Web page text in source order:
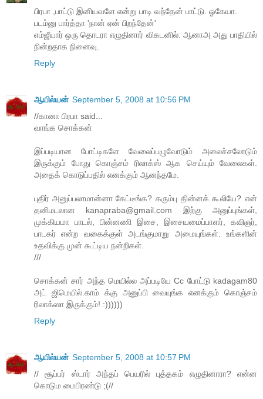
பிரபா ,பாட்டு இனியவளே என்று பாடி வந்தேன் பாட்டு. ஓகேயா.
படம்னு பார்த்தா 'நான் ஏன் பிறந்தேன்'
எம்ஜீயார் ஒரு தொடரா எழுதினார் விகடனில். ஆனாஅ அது பாதியில்
நின்றதாக நினைவு.
Reply
ஆயில்யன் September 5, 2008 at 10:56 PM
//கானா பிரபா said...
வாங்க சொக்கன்
இப்படியான போட்டிகளே வேலைப்பழுவோடும் அலைச்சலோடும்
இருக்கும் போது கொஞ்சம் ரிலாக்ஸ் ஆக செய்யும் வேலைகள்.
அதைக் கொடுப்பதில் எனக்கும் ஆனந்தமே.
புதிர் அனுப்பலாமான்னா கேட்டீங்க? கரும்பு தின்னக் கூலியே? என்
தனிமடலான kanapraba@gmail.com இற்கு அனுப்புங்கள்,
முக்கியமா பாடல், பின்னணி இசை, இசையமைப்பாளர், கவிஞர்,
பாடகர் என்ற வகைக்குள் அடங்குமாறு அமையுங்கள். உங்களின்
உதவிக்கு முன் கூட்டிய நன்றிகள்.
///
சொக்கன் சார் அந்த மெயில்ல அப்படியே Cc போட்டு kadagam80
அட் ஜிமெயில்.காம் க்கு அனுப்பி வையுங்க எனக்கும் கொஞ்சம்
ரிலாக்ஸா இருக்கும்! :))))))
Reply
ஆயில்யன் September 5, 2008 at 10:57 PM
// சூப்பர் ஸ்டார் அந்தப் பெயரில் புத்தகம் எழுதினாரா? என்ன
கொடும மைபிரண்டு ;(//